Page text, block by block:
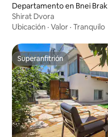
Departamento en Bnei Brak
Shirat Dvora
Ubicación · Valor · Tranquilo
Superanfitrión
Superanfitrión